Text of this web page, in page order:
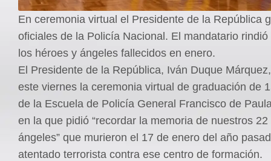
En ceremonia virtual el Presidente de la República
oficiales de la Policía Nacional. El mandatario
los héroes y ángeles fallecidos en enero.
El Presidente de la República, Iván Duque
este viernes la ceremonia virtual de graduación de
de la Escuela de Policía General Francisco de
en la que pidió “recordar la memoria de nuestros
ángeles” que murieron el 17 de enero del año
atentado terrorista contra ese centro de formación.